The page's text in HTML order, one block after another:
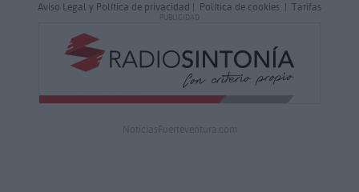
Aviso Legal y Política de privacidad | Política de cookies | Tarifas
PUBLICIDAD
NoticiasFuerteventura.com